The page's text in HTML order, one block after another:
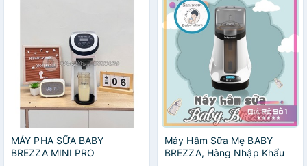
MÁY PHA SỮA BABY
BREZZA MINI PRO
Máy Hâm Sữa Mẹ BABY
BREZZA, Hàng Nhập Khẩu